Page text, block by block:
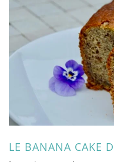
LE BANANA CAKE